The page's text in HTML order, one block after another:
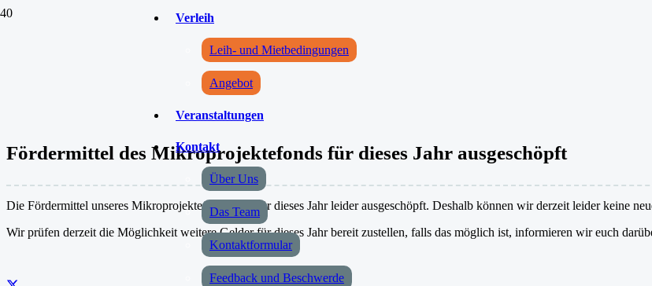
Verleih
Leih- und Mietbedingungen
Angebot
Veranstaltungen
Kontakt
Über Uns
Das Team
Kontaktformular
Feedback und Beschwerde
Fördermittel des Mikroprojektefonds für dieses Jahr ausgeschöpft
Die Fördermittel unseres Mikroprojektefonds sind für dieses Jahr leider ausgeschöpft. Deshalb können wir derzeit leider keine
Wir prüfen derzeit die Möglichkeit weitere Gelder für dieses Jahr bereit zustellen, falls das möglich ist, informieren wir euch